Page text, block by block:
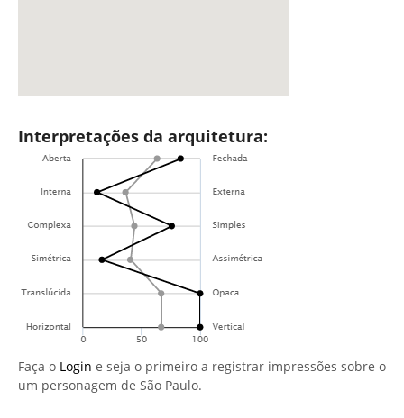
Interpretações da arquitetura:
Faça o Login e seja o primeiro a registrar impressões sobre o
um personagem de São Paulo.